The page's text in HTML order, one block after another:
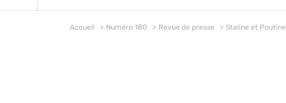
Accueil Numéro 180 Revue de presse Staline et Poutine